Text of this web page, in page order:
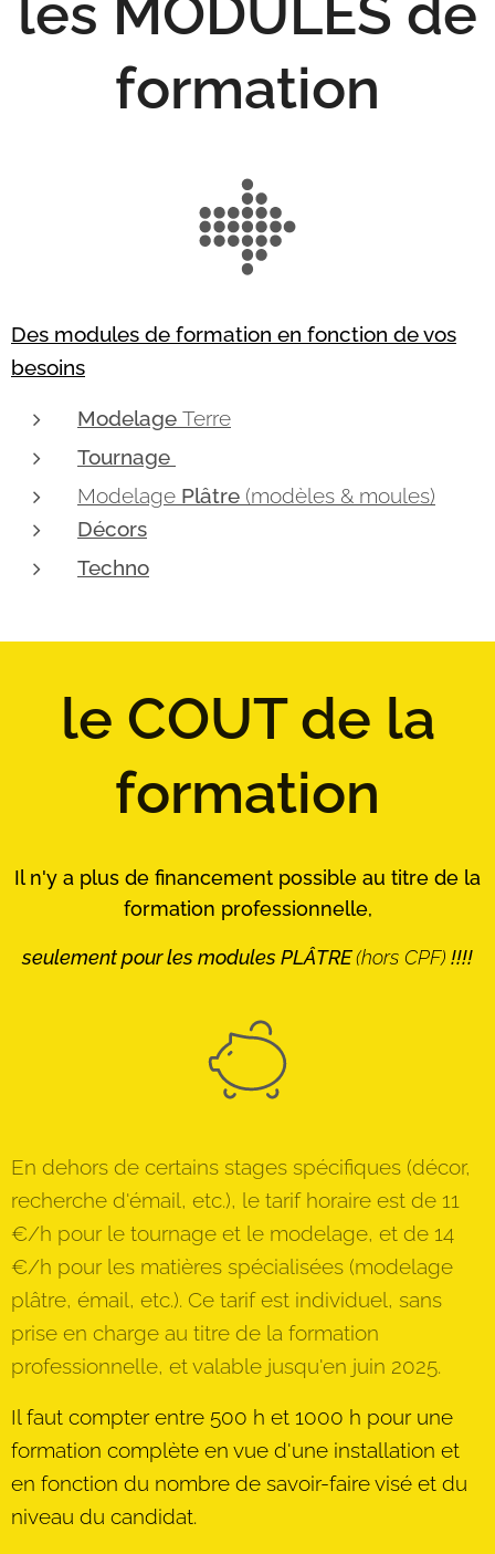
les MODULES de
formation
Des modules de formation en fonction de vos
besoins
Modelage Terre
Tournage
Modelage Plâtre (modèles & moules)
Décors
Techno
le COUT de la
formation
Il n'y a plus de financement possible au titre de la
formation professionnelle,
seulement pour les modules PLÂTRE(hors CPF) !!!!
En dehors de certains stages spécifiques (décor,
recherche d'émail, etc.), le tarif horaire est de 11
€/h pour le tournage et le modelage, et de 14
€/h pour les matières spécialisées (modelage
plâtre, émail, etc.). Ce tarif est individuel, sans
prise en charge au titre de la formation
professionnelle, et valable jusqu'en juin 2025.
Il faut compter entre 500 h et 1000 h pour une
formation complète en vue d'une installation et
en fonction du nombre de savoir-faire visé et du
niveau du candidat.